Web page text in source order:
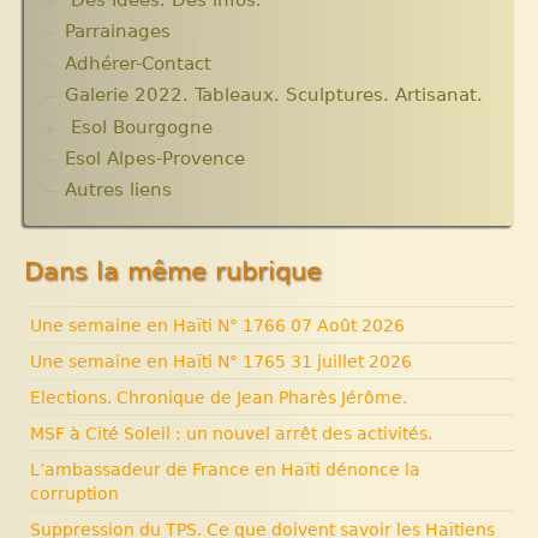
Changer le monde. Réflexions sur l’aide
internationale. 5 articles
Lutter contre l’extrême pauvreté. Victimes et
acteurs.10 articles.
Solidarité internationale. Autour d’Haïti.
Cité Soleil.
Histoire d’Haïti. Histoire et Vaudou.
Parrainages
Adhérer-Contact
Galerie 2022. Tableaux. Sculptures. Artisanat.
Esol Bourgogne
ACTUALITES
Archives
Esol Alpes-Provence
Autres liens
Dans la même rubrique
Une semaine en Haïti N° 1766 07 Août 2026
Une semaine en Haïti N° 1765 31 juillet 2026
Elections. Chronique de Jean Pharès Jérôme.
MSF à Cité Soleil : un nouvel arrêt des activités.
L’ambassadeur de France en Haïti dénonce la
corruption
Suppression du TPS. Ce que doivent savoir les Haïtiens